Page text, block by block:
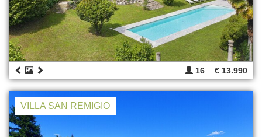
16 € 13.990
VILLA SAN REMIGIO